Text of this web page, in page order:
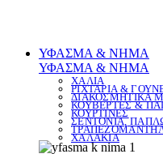
ΥΦΑΣΜΑ & ΝΗΜΑ
ΥΦΑΣΜΑ & ΝΗΜΑ
ΧΑΛΙΑ
ΡΙΧΤΑΡΙΑ &
ΔΙΑΚΟΣΜΗΤΙΚΑ
ΚΟΥΒΕΡΤΕΣ &
ΚΟΥΡΤΙΝΕΣ
ΣΕΝΤΟΝΙΑ,
ΧΑΛΑΚΙΑ